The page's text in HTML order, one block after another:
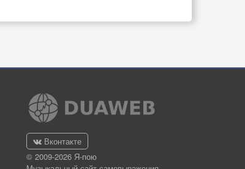
Вконтакте
© 2009-2026 Я-пою